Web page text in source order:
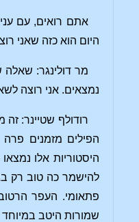
אתם רואים, עם
היום הוא כזה שאני
מר דולינגר: שאלה
נמצאים. אני רוצה
רודולף שטיינר:
הפילים מזמנים
היסטוריות אלו
להישמר כה טוב רק
פתאומי. העפר
שמורות היטב במיוחד